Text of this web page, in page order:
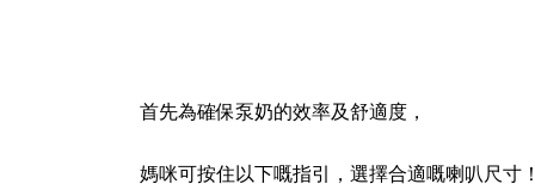
首先為確保泵奶的效率及舒適度，
媽咪可按住以下嘅指引，選擇合適嘅喇叭尺寸！